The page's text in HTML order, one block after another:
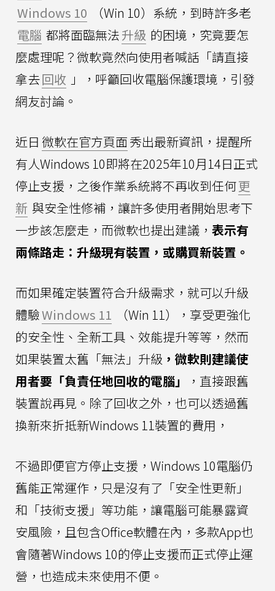
Windows 10
（Win 10）系統，到時許多老
電腦 都將面臨無法升級 的困境，究竟要怎
麼處理呢？微軟竟然向使用者喊話「請直接
拿去回收 」，呼籲回收電腦保護環境，引發
網友討論。
近日 微軟在官方頁面秀出最新資訊，提醒所
有人Windows 10即將在2025年10月14日正式
停止支援，之後作業系統將不再收到任何更
新 與安全性修補，讓許多使用者開始思考下
一步該怎麼走，而微軟也提出建議， 表示有
兩條路走：升級現有裝置，或購買新裝置。
而如果確定裝置符合升級需求，就可以升級
體驗Windows 11
（Win 11），享受更強化
的安全性、全新工具、效能提升等等，然而
如果裝置太舊「無法」升級 ，微軟則建議使
用者要「負責任地回收的電腦」
，直接跟舊
裝置說再見。除了回收之外，也可以透過舊
換新來折抵新Windows 11裝置的費用，
不過即便官方停止支援，Windows 10電腦仍
舊能正常運作，只是沒有了「安全性更新」
和「技術支援」等功能，讓電腦可能暴露資
安風險，且包含Office軟體在內，多款App也
會隨著Windows 10的停止支援而正式停止運
營，也造成未來使用不便。